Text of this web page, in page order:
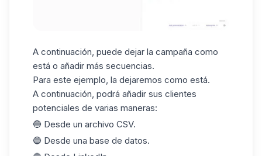
A continuación, puede dejar la campaña como
está o añadir más secuencias.
Para este ejemplo, la dejaremos como está.
A continuación, podrá añadir sus clientes
potenciales de varias maneras:
🔵 Desde un archivo CSV.
🔵 Desde una base de datos.